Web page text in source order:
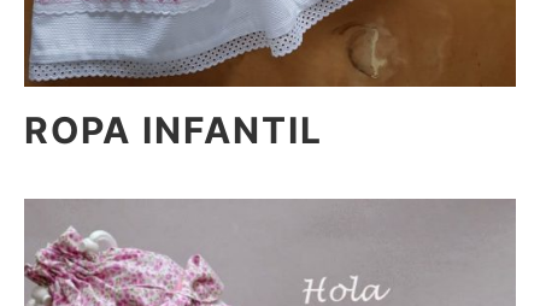
ROPA INFANTIL